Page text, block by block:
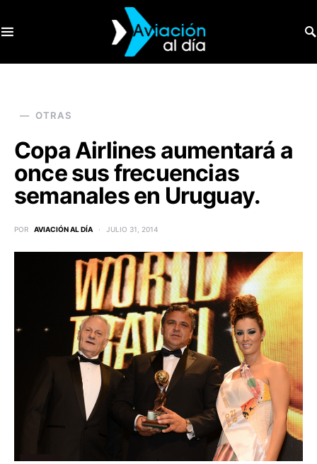
OTRAS
Copa Airlines aumentará a
once sus frecuencias
semanales en Uruguay.
POR AVIACIÓN AL DÍA JULIO 31, 2014